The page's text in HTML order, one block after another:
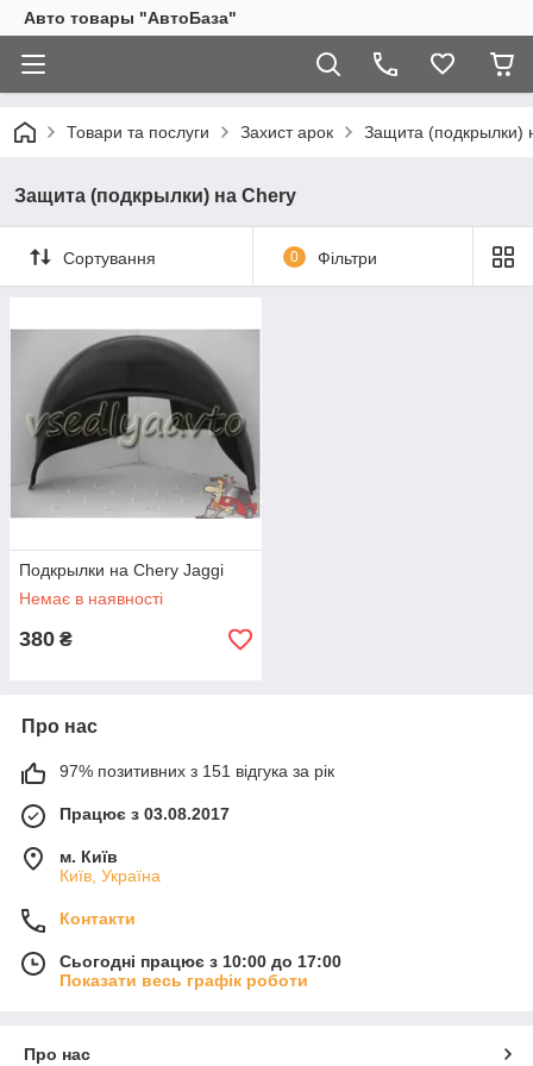
Авто товары "АвтоБаза"
Товари та послуги Захист арок Защита (подкрылки)
Защита (подкрылки) на Chery
Сортування 0 Фільтри
Подкрылки на Chery Jaggi
Немає в наявності
380 ₴
Про нас
97% позитивних з 151 відгука за рік
Працює з 03.08.2017
м. Київ
Київ, Україна
Контакти
Сьогодні працює з 10:00 до 17:00
Показати весь графік роботи
Про нас